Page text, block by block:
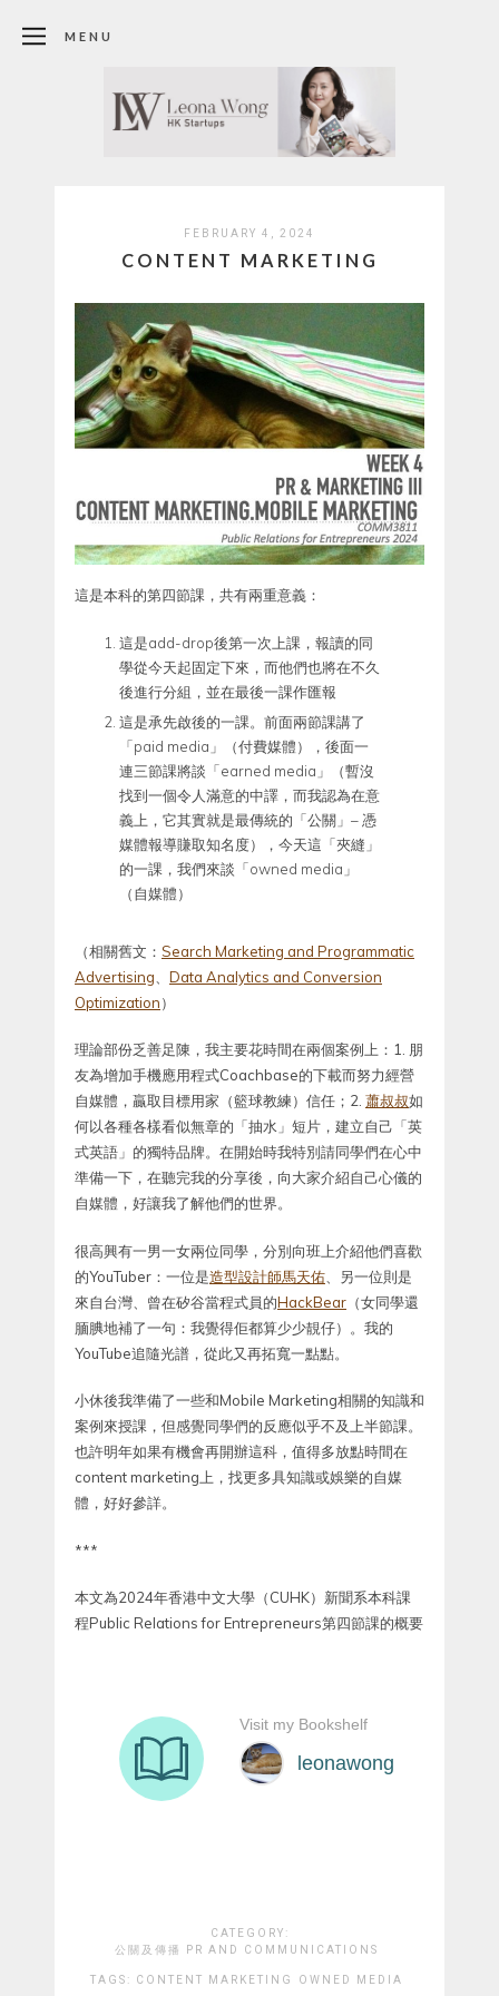
MENU
FEBRUARY 4, 2024
CONTENT MARKETING
這是本科的第四節課，共有兩重意義：
這是add-drop後第一次上課，報讀的同
學從今天起固定下來，而他們也將在不久
後進行分組，並在最後一課作匯報
這是承先啟後的一課。前面兩節課講了
「paid media」（付費媒體），後面一
連三節課將談「earned media」（暫沒
找到一個令人滿意的中譯，而我認為在意
義上，它其實就是最傳統的「公關」– 憑
媒體報導賺取知名度），今天這「夾縫」
的一課，我們來談「owned media」
（自媒體）
（相關舊文： Search Marketing and Programmatic
Advertising
Data Analytics and Conversion
Optimization）
理論部份乏善足陳，我主要花時間在兩個案例上：1. 朋
友為增加手機應用程式Coachbase的下載而努力經營
自媒體，贏取目標用家（籃球教練）信任；2. 蕭叔叔如
何以各種各樣看似無章的「抽水」短片，建立自己「英
式英語」的獨特品牌。在開始時我特別請同學們在心中
準備一下，在聽完我的分享後，向大家介紹自己心儀的
自媒體，好讓我了解他們的世界。
很高興有一男一女兩位同學，分別向班上介紹他們喜歡
的YouTuber：一位是造型設計師馬天佑 、另一位則是
來自台灣、曾在矽谷當程式員的HackBear （女同學還
腼腆地補了一句：我覺得佢都算少少靚仔）。我的
YouTube追隨光譜，從此又再拓寬一點點。
小休後我準備了一些和Mobile Marketing相關的知識和
案例來授課，但感覺同學們的反應似乎不及上半節課。
也許明年如果有機會再開辦這科，值得多放點時間在
content marketing上，找更多具知識或娛樂的自媒
體，好好參詳。
***
本文為2024年香港中文大學（CUHK）新聞系本科課
程Public Relations for Entrepreneurs第四節課的概要
CATEGORY:
公關及傳播 PR AND COMMUNICATIONS
TAGS: CONTENT MARKETING OWNED MEDIA